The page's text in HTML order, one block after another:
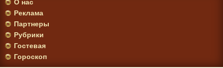
О нас
Реклама
Партнеры
Рубрики
Гостевая
Гороскоп